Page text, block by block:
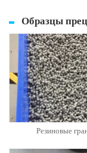
Образцы
Резиновые